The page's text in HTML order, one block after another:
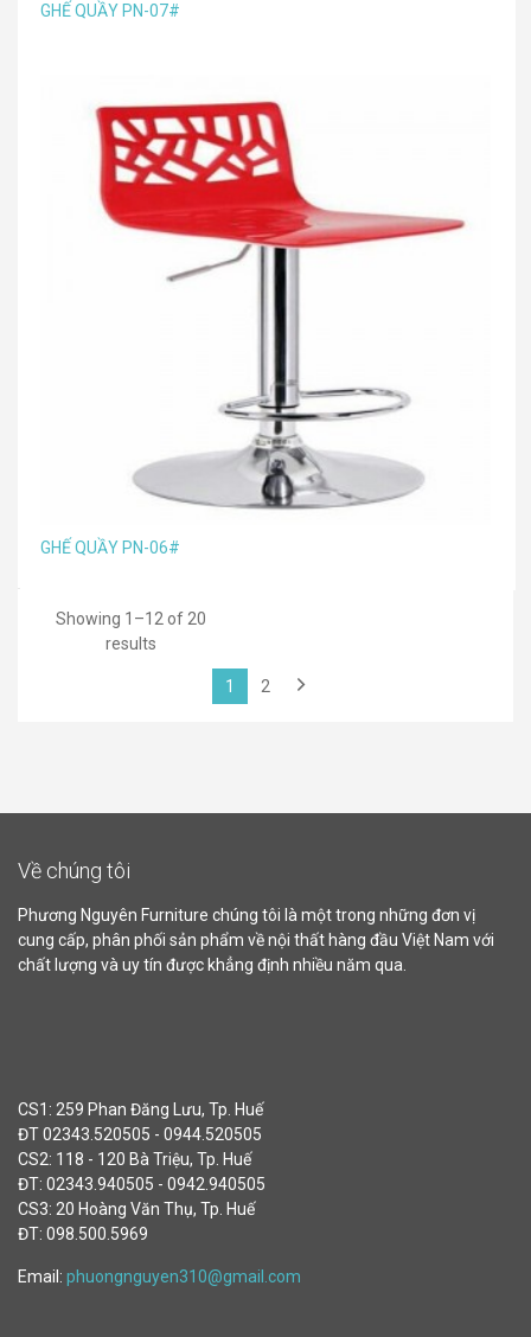
GHẾ QUẦY PN-07#
GHẾ QUẦY PN-06#
Showing 1–12 of 20
results
1 2
Về chúng tôi
Phương Nguyên Furniture chúng tôi là một trong những đơn vị
cung cấp, phân phối sản phẩm về nội thất hàng đầu Việt Nam với
chất lượng và uy tín được khẳng định nhiều năm qua.
CS1: 259 Phan Đăng Lưu, Tp. Huế
ĐT 02343.520505 - 0944.520505
CS2: 118 - 120 Bà Triệu, Tp. Huế
ĐT: 02343.940505 - 0942.940505
CS3: 20 Hoàng Văn Thụ, Tp. Huế
ĐT: 098.500.5969
Email: phuongnguyen310@gmail.com